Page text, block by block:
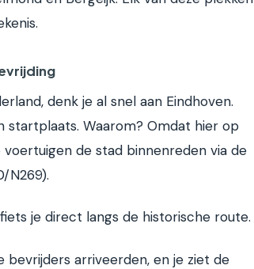
denk je al snel aan Eindhoven.
startplaats. Waarom? Omdat hier op
de stad binnenreden via de
N269).
je direct langs de historische route.
bevrijders arriveerden, en je ziet de